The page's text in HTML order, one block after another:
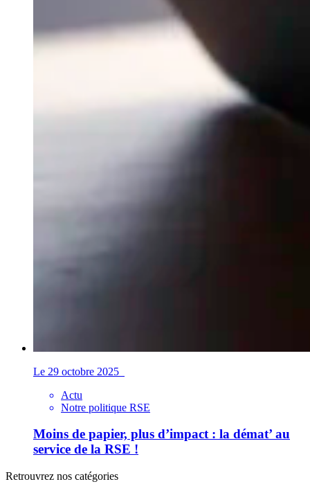
Le 29 octobre 2025
Actu
Notre politique RSE
Moins de papier, plus d’impact : la démat’ au
service de la RSE !
Retrouvrez nos catégories